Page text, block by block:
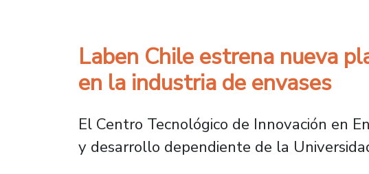
Laben Chile estrena nueva
en la industria de envases
El Centro Tecnológico de Innovación en
y desarrollo dependiente de la